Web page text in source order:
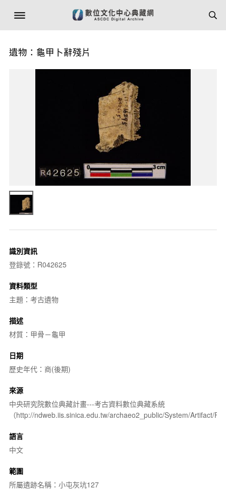
遺物：龜甲卜辭殘片
識別資訊
登錄號：R042625
資料類型
主題：考古遺物
描述
材質：甲骨－龜甲
日期
歷史年代：商(後期)
來源
中央研究院數位典藏計畫---考古資料數位典藏系統
（http://ndweb.iis.sinica.edu.tw/archaeo2_public/System/Artifact/
語言
中文
範圍
所屬遺跡名稱：小屯灰坑127